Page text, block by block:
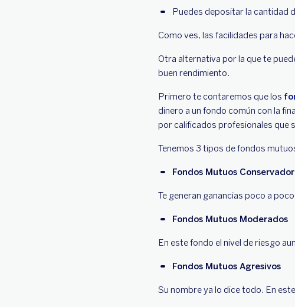
Puedes depositar la cantidad
Como ves, las facilidades para
Otra alternativa por la que te
buen rendimiento.
Primero te contaremos que los
dinero a un fondo común con la
por calificados profesionales que
Tenemos 3 tipos de fondos
Fondos Mutuos
Te generan ganancias poco a
Fondos Mutuos Moderados
En este fondo el nivel de riesgo
Fondos Mutuos Agresivos
Su nombre ya lo dice todo. En